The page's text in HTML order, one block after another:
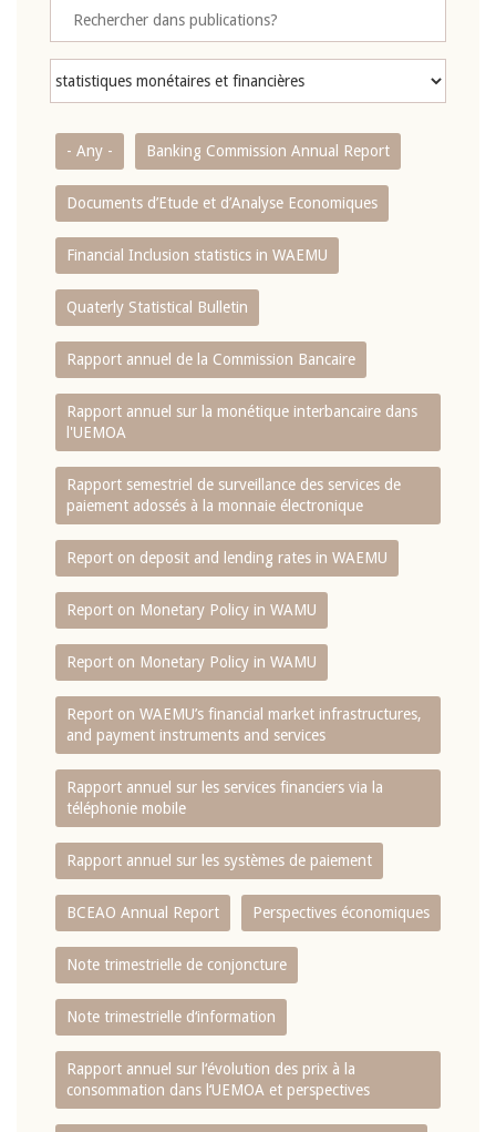
- Any - Banking Commission Annual Report
Documents d’Etude et d’Analyse Economiques
Financial Inclusion statistics in WAEMU
Quaterly Statistical Bulletin
Rapport annuel de la Commission Bancaire
Rapport annuel sur la monétique interbancaire dans
l'UEMOA
Rapport semestriel de surveillance des services de
paiement adossés à la monnaie électronique
Report on deposit and lending rates in WAEMU
Report on Monetary Policy in WAMU
Report on Monetary Policy in WAMU
Report on WAEMU’s financial market infrastructures,
and payment instruments and services
Rapport annuel sur les services financiers via la
téléphonie mobile
Rapport annuel sur les systèmes de paiement
BCEAO Annual Report Perspectives économiques
Note trimestrielle de conjoncture
Note trimestrielle d‘information
Rapport annuel sur l‘évolution des prix à la
consommation dans l‘UEMOA et perspectives